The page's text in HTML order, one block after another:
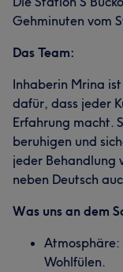
Gehminuten vom
Das Team:
Inhaberin Mrina
dafür, dass jeder
Erfahrung macht.
beruhigen und
jeder Behandlung
neben Deutsch
Was uns an dem
Atmosphäre:
Wohlfülen.